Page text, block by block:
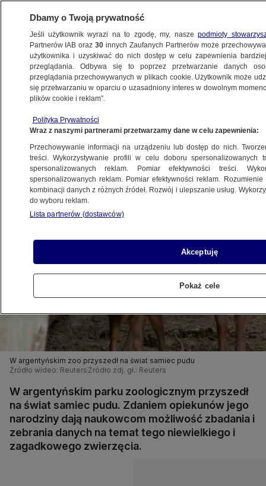
METEO
CIEKAWOSTKI
zagadkowych zwierząt na świecie
26.11.2024, 08:03
Udostępnij
W argentyńskim zoo przyszedł na świat samiec pudu
Źródło wideo: Reuters Źródło zdj. gł.: Reuters
W argentyńskim parku zoologicznym przyszedł
na świat samiec pudu. Zdaniem opiekunów jego
narodziny dają naukowcom możliwość zbadania i
zebrania danych na temat tego niewielkiego i
zagadkowego zwierzęcia.
Dbamy o Twoją prywatność
Jeśli użytkownik wyrazi na to zgodę, my, naszepodmioty
Partnerów IAB oraz30 innych Zaufanych Partnerów może
użytkownika i uzyskiwać do nich dostęp w celu zapewnienia
przeglądania. Odbywa się to poprzez przetwarzanie danych
przeglądania przechowywanych w plikach cookie. Użytkownik może
się przetwarzaniu w oparciu o uzasadniony interes w dowolnym
plików cookie i reklam”.
Polityka Prywatności
Wraz z naszymi partnerami przetwarzamy dane w celu zapewnienia:
Przechowywanie informacji na urządzeniu lub dostęp do nich.
treści. Wykorzystywanie profili w celu doboru spersonalizowanych
spersonalizowanych reklam. Pomiar efektywności treści.
spersonalizowanych reklam. Pomiar efektywności reklam.
kombinacji danych z różnych źródeł. Rozwój i ulepszanie usług.
do wyboru reklam.
Lista partnerów (dostawców)
Akceptuję
Pokaż cele